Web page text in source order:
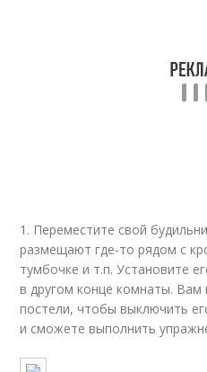
1. Переместите свой
размещают где-то рядом с
тумбочке и т.п. Установите
в другом конце комнаты. Вам
постели, чтобы выключить
и сможете выполнить